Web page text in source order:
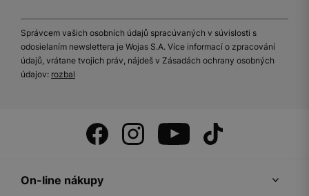
Správcem vašich osobních údajů spracúvaných v súvislosti s
odosielaním newslettera je Wojas S.A. Více informací o zpracování
údajů, vrátane tvojich práv, nájdeš v Zásadách ochrany osobných
údajov: rozbal
On-line nákupy